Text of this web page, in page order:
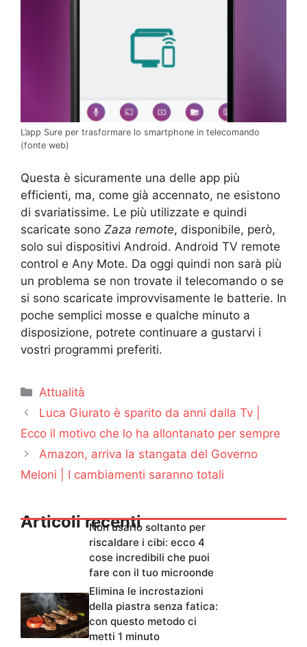
L’app Sure per trasformare lo smartphone in telecomando
(fonte web)
Questa è sicuramente una delle app più
efficienti, ma, come già accennato, ne esistono
di svariatissime. Le più utilizzate e quindi
scaricate sono Zaza remote, disponibile, però,
solo sui dispositivi Android. Android TV remote
control e Any Mote. Da oggi quindi non sarà più
un problema se non trovate il telecomando o se
si sono scaricate improvvisamente le batterie. In
poche semplici mosse e qualche minuto a
disposizione, potrete continuare a gustarvi i
vostri programmi preferiti.
Categorie
Attualità
Luca Giurato è sparito da anni dalla Tv |
Ecco il motivo che lo ha allontanato per sempre
Amazon, arriva la stangata del Governo
Meloni | I cambiamenti saranno totali
Articoli recentiNon usarlo soltanto per
riscaldare i cibi: ecco 4
cose incredibili che puoi
fare con il tuo microonde
Elimina le incrostazioni
della piastra senza fatica:
con questo metodo ci
metti 1 minuto